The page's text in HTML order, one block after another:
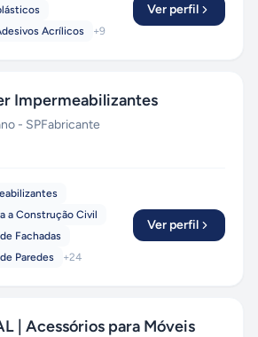
Acrílicos +9
Ver perfil
Impermeabilizantes
- SPFabricante
a Construção Civil
Fachadas
Paredes
+24
Ver perfil
| Acessórios para Móveis